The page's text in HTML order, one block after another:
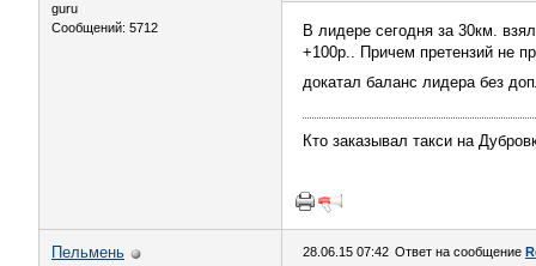
guru
Сообщений: 5712
В лидере сегодня за 30км.
+100р.. Причем претензий не
докатал баланс лидера без
Кто заказывал такси на
Пельмень 28.06.15 07:42 Ответ на сообщение